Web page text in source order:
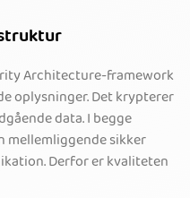
Architecture-framework
oplysninger. Det krypterer
data. I begge
sikker
Derfor er kvaliteten